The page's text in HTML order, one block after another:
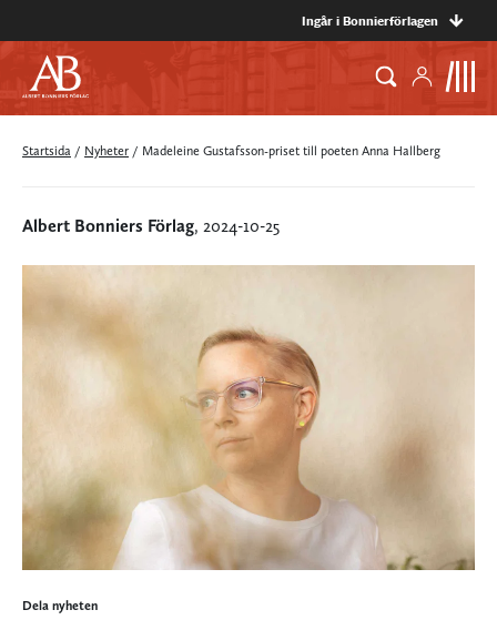
Ingår i Bonnierförlagen
Startsida / Nyheter / Madeleine Gustafsson-priset till poeten Anna Hallberg
Albert Bonniers Förlag, 2024-10-25
Dela nyheten